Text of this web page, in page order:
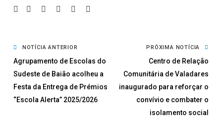
NOTÍCIA ANTERIOR
Agrupamento de Escolas do
Sudeste de Baião acolheu a
Festa da Entrega de Prémios
“Escola Alerta” 2025/2026
PRÓXIMA NOTÍCIA
Centro de Relação
Comunitária de Valadares
inaugurado para reforçar o
convívio e combater o
isolamento social